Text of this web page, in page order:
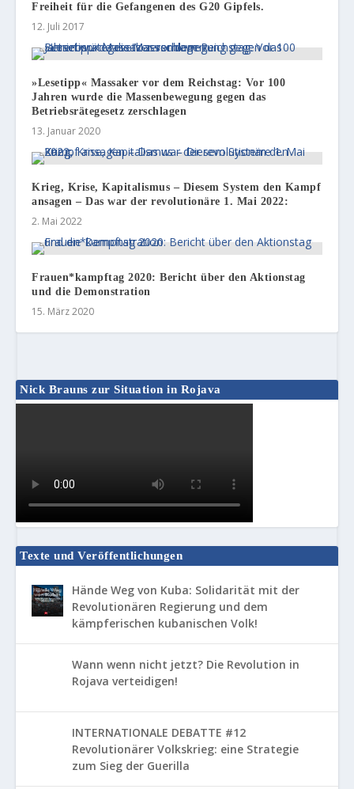
Freiheit für die Gefangenen des G20 Gipfels.
12. Juli 2017
»Lesetipp« Massaker vor dem Reichstag: Vor 100
Jahren wurde die Massenbewegung gegen das
Betriebsrätegesetz zerschlagen
13. Januar 2020
Krieg, Krise, Kapitalismus – Diesem System den Kampf
ansagen – Das war der revolutionäre 1. Mai 2022:
2. Mai 2022
Frauen*kampftag 2020: Bericht über den Aktionstag
und die Demonstration
15. März 2020
Nick Brauns zur Situation in Rojava
Texte und Veröffentlichungen
Hände Weg von Kuba: Solidarität mit der
Revolutionären Regierung und dem
kämpferischen kubanischen Volk!
Wann wenn nicht jetzt? Die Revolution in
Rojava verteidigen!
INTERNATIONALE DEBATTE #12
Revolutionärer Volkskrieg: eine Strategie
zum Sieg der Guerilla